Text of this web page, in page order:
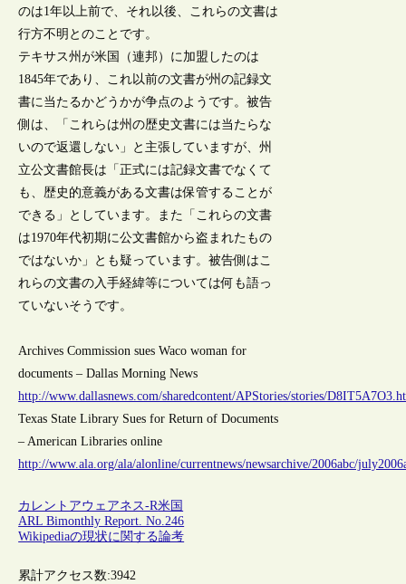
のは1年以上前で、それ以後、これらの文書は
行方不明とのことです。
テキサス州が米国（連邦）に加盟したのは
1845年であり、これ以前の文書が州の記録文
書に当たるかどうかが争点のようです。被告
側は、「これらは州の歴史文書には当たらな
いので返還しない」と主張していますが、州
立公文書館長は「正式には記録文書でなくて
も、歴史的意義がある文書は保管することが
できる」としています。また「これらの文書
は1970年代初期に公文書館から盗まれたもの
ではないか」とも疑っています。被告側はこ
れらの文書の入手経緯等については何も語っ
ていないそうです。
Archives Commission sues Waco woman for
documents – Dallas Morning News
http://www.dallasnews.com/sharedcontent/APStories/stories/
Texas State Library Sues for Return of Documents
– American Libraries online
http://www.ala.org/ala/alonline/currentnews/newsarchive/2006abc/
カレントアウェアネス-R米国
ARL Bimonthly Report. No.246
Wikipediaの現状に関する論考
累計アクセス数:3942